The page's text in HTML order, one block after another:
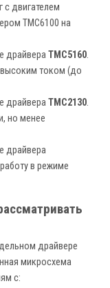
с двигателем
TMC6100 на
драйвераTMC5160.
высоким током (до
драйвераTMC2130.
но менее
драйвера
в режиме
драйвере
микросхема
с: